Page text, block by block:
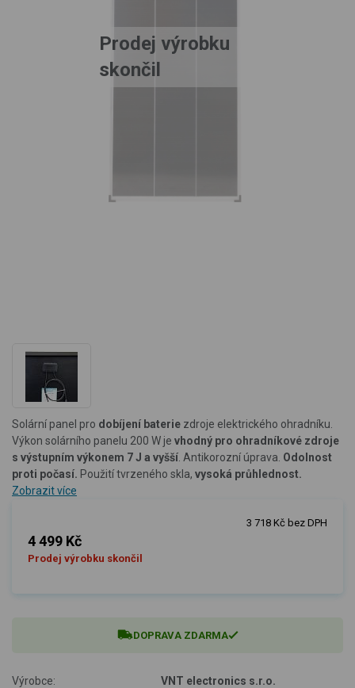
Prodej výrobku
skončil
Solární panel pro dobíjení baterie zdroje elektrického ohradníku.
Výkon solárního panelu 200 W je vhodný pro ohradníkové zdroje
s výstupním výkonem 7 J a vyšší . Antikorozní úprava. Odolnost
proti počasí. Použití tvrzeného skla, vysoká průhlednost.
Zobrazit více
4 499 Kč
3 718 Kč bez DPH
Prodej výrobku skončil
DOPRAVA ZDARMA
Výrobce:
VNT electronics s.r.o.